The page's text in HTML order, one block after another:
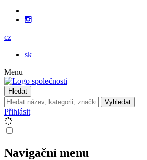
cz
sk
Menu
Hledat
Vyhledat
Přihlásit
Navigační menu